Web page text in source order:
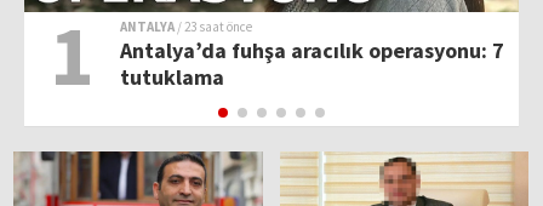
1 ANTALYA / 23 saat önce
Antalya’da fuhşa aracılık operasyonu: 7
tutuklama